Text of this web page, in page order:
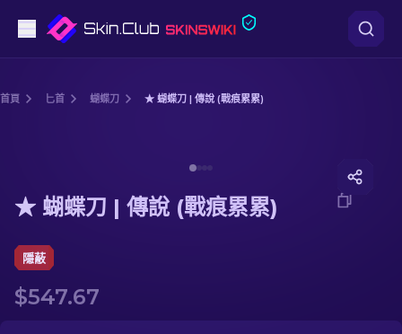
狙擊步槍
手套
首頁 匕首 蝴蝶刀 ★ 蝴蝶刀 | 傳說 (戰痕累累)
★ 蝴蝶刀 | 傳說 (戰痕累累)
隱蔽
$547.67